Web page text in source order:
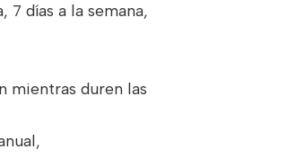
7 días a la semana,
mientras duren las